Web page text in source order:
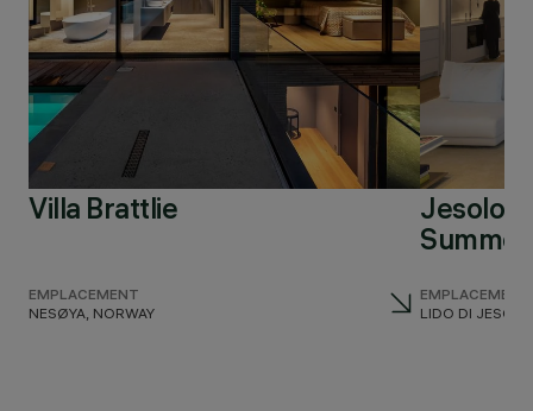
Villa Brattlie
EMPLACEMENT
NESØYA, NORWAY
Jesolo
EMPLACEMENT
LIDO DI